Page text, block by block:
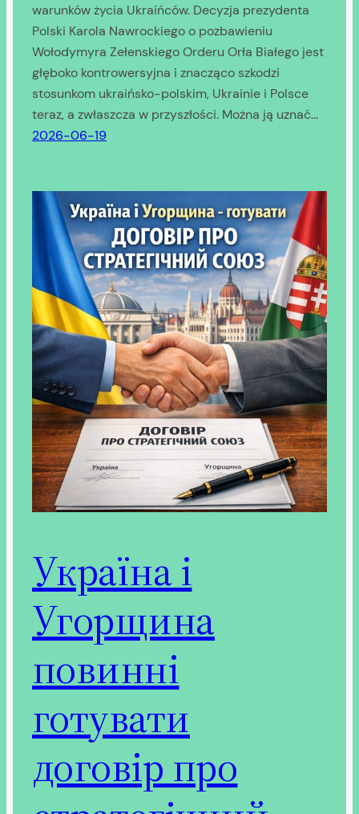
warunków życia Ukraińców. Decyzja prezydenta
Polski Karola Nawrockiego o pozbawieniu
Wołodymyra Zełenskiego Orderu Orła Białego jest
głęboko kontrowersyjna i znacząco szkodzi
stosunkom ukraińsko-polskim, Ukrainie i Polsce
teraz, a zwłaszcza w przyszłości. Można ją uznać…
2026-06-19
Україна і
Угорщина
повинні
готувати
договір про